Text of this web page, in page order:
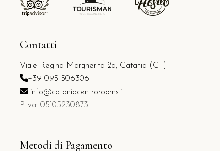
Contatti
Viale Regina Margherita 2d, Catania (CT)
+39 095 506306
info@cataniacentrorooms.it
P.Iva: 05105230873
Metodi di Pagamento